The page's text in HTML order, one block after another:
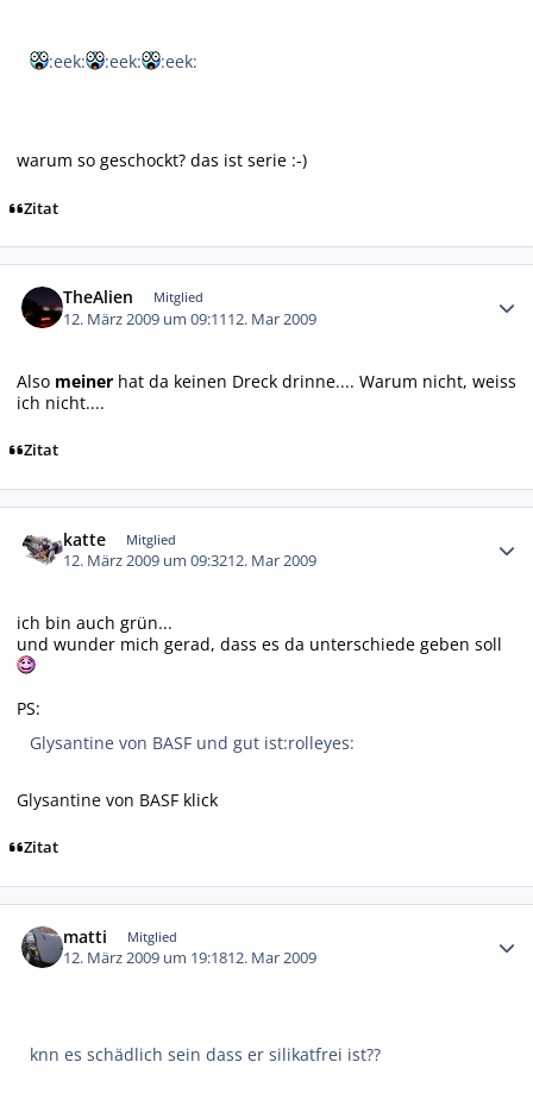
:eek: :eek: :eek:
warum so geschockt? das ist serie :-)
Zitat
TheAlien Mitglied
12. März 2009 um 09:1112. Mar 2009
Also meiner hat da keinen Dreck drinne.... Warum nicht, weiss
ich nicht....
Zitat
katte Mitglied
12. März 2009 um 09:3212. Mar 2009
ich bin auch grün...
und wunder mich gerad, dass es da unterschiede geben soll
PS:
Glysantine von BASF und gut ist:rolleyes:
Glysantine von BASF klick
Zitat
matti Mitglied
12. März 2009 um 19:1812. Mar 2009
knn es schädlich sein dass er silikatfrei ist??